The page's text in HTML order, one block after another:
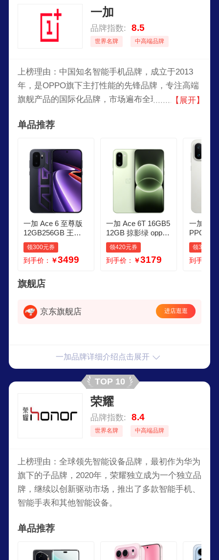
一加
品牌指数: 8.5
世界名牌 中高端品牌
上榜理由：中国知名智能手机品牌，成立于2013
年，是OPPO旗下主打性能的先锋品牌，专注高端
旗舰产品的国际化品牌，市场遍布全球30多个国家
以“不将就”为产品理念，生产智能手机，移动电
源，耳机，手机壳等等。该公司在全球约34个国家
和地区开展业务。该公司已经发布了多款手机。该
公司的主要目标是设计一款能够以更低的价格平衡
高端品质的智能手机。
【展开】
单品推荐
一加 Ace 6 至尊版
12GB256GB 王牌
觉醒 oppo 天玑 950
0 旗舰芯 学生拍照
电竞游戏手机 国家
领300元券
到手价： ￥3499
一加 Ace 6T 16GB5
12GB 掠影绿 oppo
第五代骁龙 8 165H
z 超高刷电竞屏 学
生游戏拍照手机 国
领420元券
到手价： ￥3179
一加
PPO 第
至尊版
智能机
游戏电
领300元
到手价：
旗舰店
京东旗舰店 进店逛逛
一加品牌详细介绍点击展开
TOP 10
荣耀
品牌指数: 8.4
世界名牌 中高端品牌
上榜理由：全球领先智能设备品牌，最初作为华为
旗下的子品牌，2020年，荣耀独立成为一个独立品
牌，继续以创新驱动市场，推出了多款智能手机、
智能手表和其他智能设备。
单品推荐